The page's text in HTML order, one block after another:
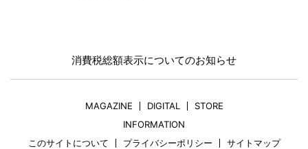
消費税総額表示についてのお知らせ
MAGAZINE DIGITAL
STORE
INFORMATION
このサイトについて
プライバシーポリシー
サイトマップ